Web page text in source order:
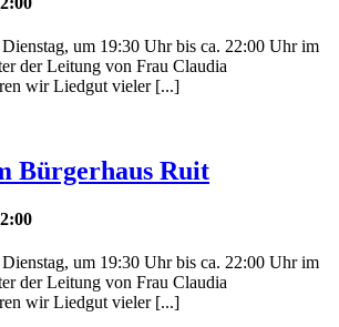
um 19:30 Uhr bis ca. 22:00 Uhr im
der Leitung von Frau Claudia
wir Liedgut vieler [...]
Bürgerhaus Ruit
um 19:30 Uhr bis ca. 22:00 Uhr im
der Leitung von Frau Claudia
wir Liedgut vieler [...]